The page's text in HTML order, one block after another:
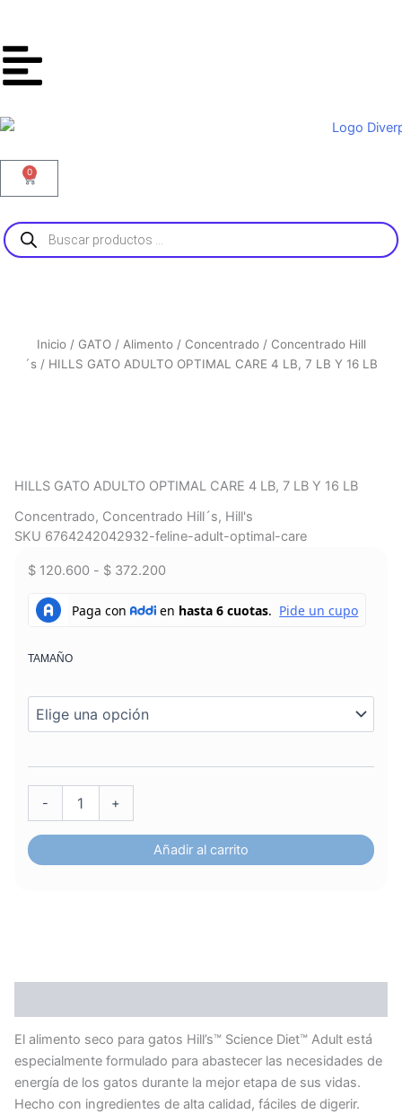
contenido
0
Carrito
Búsqueda
de
productos
Inicio/ GATO/ Alimento/ Concentrado/ Concentrado Hill
´s / HILLS GATO ADULTO OPTIMAL CARE 4 LB, 7 LB Y 16 LB
HILLS GATO ADULTO OPTIMAL CARE 4 LB, 7 LB Y 16 LB
Concentrado, Concentrado Hill´s, Hill's
SKU 6764242042932-feline-adult-optimal-care
$120.600 - $372.200Rango
precios:
$ 372.200
TAMAÑO
-
GATO
ADULTO
CARE
LB,
LB
16
LB
cantidad
+
Añadir al carrito
El alimento seco para gatos Hill’s™ Science Diet™ Adult está
especialmente formulado para abastecer las necesidades de
energía de los gatos durante la mejor etapa de sus vidas.
Hecho con ingredientes de alta calidad, fáciles de digerir.